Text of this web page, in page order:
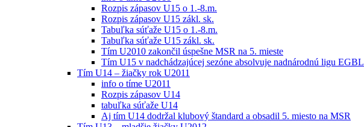
Rozpis zápasov U15 o 1.-8.m.
Rozpis zápasov U15 zákl. sk.
Tabuľka súťaže U15 o 1.-8.m.
Tabuľka súťaže U15 zákl. sk.
Tím U2010 zakončil úspešne MSR na 5. mieste
Tím U15 v nadchádzajúcej sezóne absolvuje nadnárodnú ligu EGBL
Tím U14 – žiačky rok U2011
info o tíme U2011
Rozpis zápasov U14
tabuľka súťaže U14
Aj tím U14 dodržal klubový štandard a obsadil 5. miesto na MSR